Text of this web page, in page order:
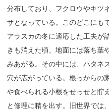
分布しており、フクロウやキツ
サとなっている。このどこにも
アラスカの冬に適応した工夫が
きも消えた頃、地面には落ち葉
みあがる。その中には、ハタネ
穴が広がっている。根っからの
や食べられる小根をせっせと貯
と修理に精を出す。旧世界では